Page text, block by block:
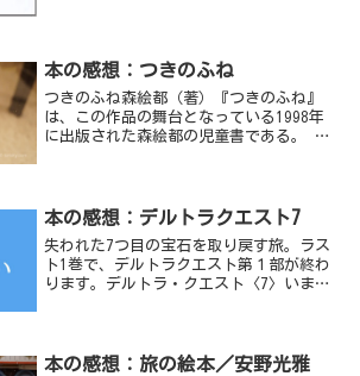
本の感想：つきのふね
つきのふね森絵都（著）『つきのふね』
は、この作品の舞台となっている1998年
に出版された森絵都の児童書である。 児
いファンタジーよ...
本の感想：デルトラクエスト7
失われた7つ目の宝石を取り戻す旅。ラス
ト1巻で、デルトラクエスト第１部が終わ
ります。デルトラ・クエスト〈7〉いまし
い流されてみろ。あ...
本の感想：旅の絵本／安野光雅